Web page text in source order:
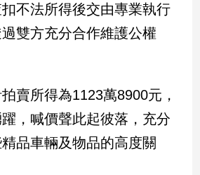
不法所得後交由專業執行
雙方充分合作維護公權
賣所得為1123萬8900元，
，喊價聲此起彼落，充分
品車輛及物品的高度關